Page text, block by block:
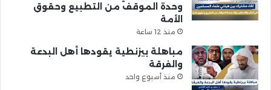
وحدة الموقف من التطبيع وحقوق
الأمة
منذ 12 ساعة
مباهلة بيزنطية يقودها أهل البدعة
والفرقة
منذ أسبوع واحد